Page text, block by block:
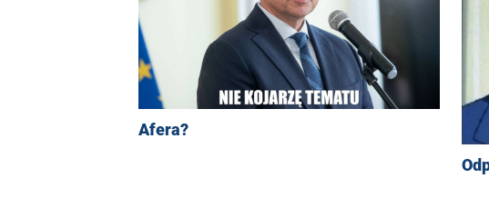
Afera?